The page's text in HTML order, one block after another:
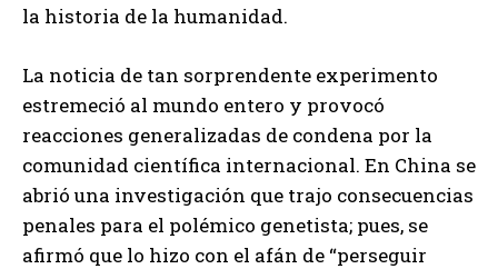
la historia de la humanidad.
La noticia de tan sorprendente experimento
estremeció al mundo entero y provocó
reacciones generalizadas de condena por la
comunidad científica internacional. En China se
abrió una investigación que trajo consecuencias
penales para el polémico genetista; pues, se
afirmó que lo hizo con el afán de “perseguir